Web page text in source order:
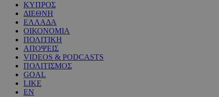
ΚΥΠΡΟΣ
ΔΙΕΘΝΗ
ΕΛΛΑΔΑ
ΟΙΚΟΝΟΜΙΑ
ΠΟΛΙΤΙΚΗ
ΑΠΟΨΕΙΣ
VIDEOS & PODCASTS
ΠΟΛΙΤΙΣΜΟΣ
GOAL
LIKE
EN